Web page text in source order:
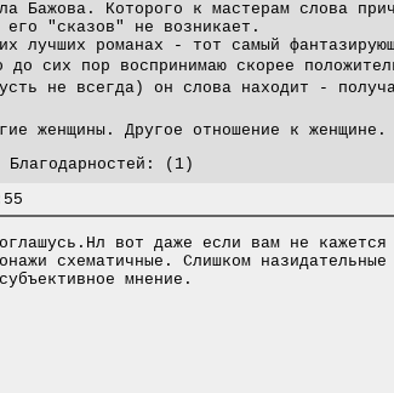
Бажова. Которого к мастерам слова
его "сказов" не возникает.
лучших романах - тот самый
сих пор воспринимаю скорее
не всегда) он слова находит -
женщины. Другое отношение к
Благодарностей:
(1)
вот даже если вам не
схематичные. Слишком
мнение.